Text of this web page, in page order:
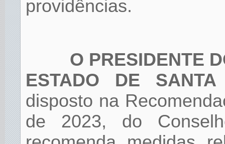
providências.
O PRESIDENTE
ESTADO DE
disposto na
de 2023, do